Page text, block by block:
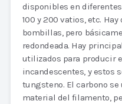
disponibles en
100 y 200 vatios, etc.
bombillas, pero
redondeada. Hay
utilizados para producir
incandescentes, y estos
tungsteno. El carbono
material del filamento,